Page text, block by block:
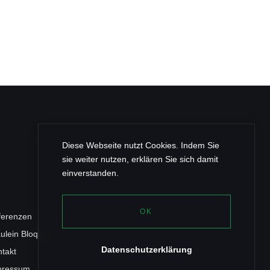
Bloqqa
Diese Webseite nutzt Cookies. Indem Sie
sie weiter nutzen, erklären Sie sich damit
einverstanden.
OK
Datenschutzerklärung